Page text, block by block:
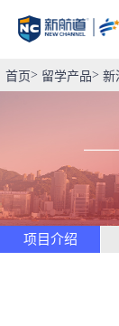
首页 留学产品 新
项目介绍